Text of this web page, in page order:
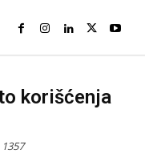
korišćenja
1357